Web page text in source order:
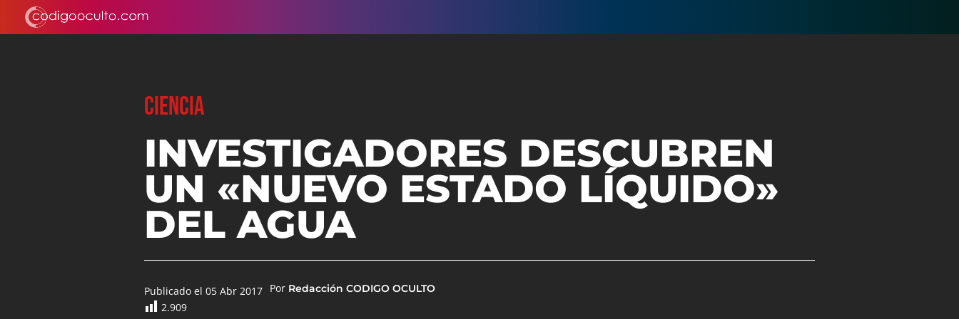
CIENCIA
INVESTIGADORES DESCUBREN
UN «NUEVO ESTADO LÍQUIDO»
DEL AGUA
Publicado el 05 Abr 2017 Por Redacción CODIGO OCULTO
2.909